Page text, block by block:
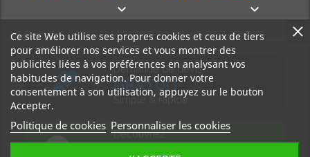


Demande de devis
GRATUIT
Simple & rapide
Découvrez
Ce site Web utilise ses propres cookies et ceux de tiers
pour améliorer nos services et vous montrer des
publicités liées à vos préférences en analysant vos
habitudes de navigation. Pour donner votre
consentement à son utilisation, appuyez sur le bouton
Accepter.
Politique de cookies Personnaliser les cookies